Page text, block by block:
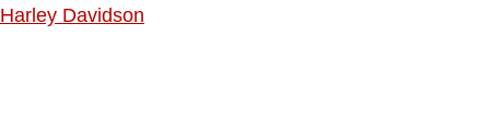
Harley Davidson